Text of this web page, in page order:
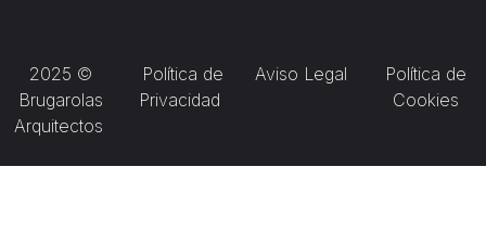
2025 ©
Brugarolas
Arquitectos
Política de
Privacidad
Aviso Legal
Política de
Cookies